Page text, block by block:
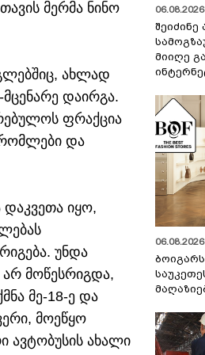
მერმა ნინო
ახლად
მცენარე დაირგა.
ფრაქცია
და
დაკვეთა იყო,
უნდა
მოწესრიგდა,
მე-18-ე და
მოეწყო
ავტობუსის ახალი
მიიღე